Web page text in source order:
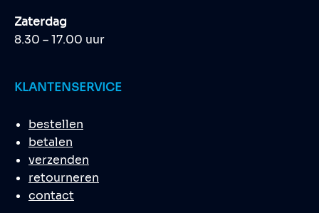
Zaterdag
8.30 – 17.00 uur
KLANTENSERVICE
bestellen
betalen
verzenden
retourneren
contact